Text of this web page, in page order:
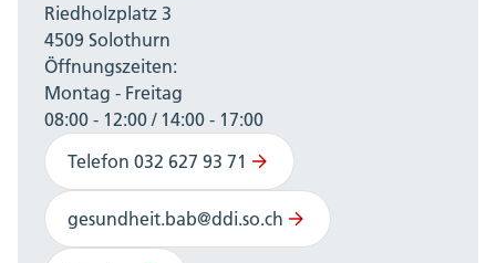
Riedholzplatz 3
4509 Solothurn
Öffnungszeiten:
Montag - Freitag
08:00 - 12:00 / 14:00 - 17:00
Telefon 032 627 93 71
gesundheit.bab@ddi.so.ch